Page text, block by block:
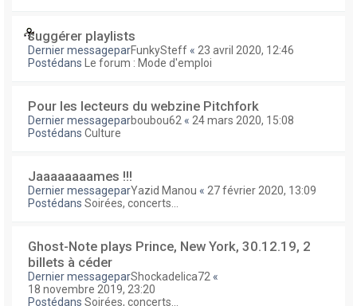
suggérer playlists
Dernier messageparFunkySteff « 23 avril 2020, 12:46
Postédans
Le forum : Mode d'emploi
Pour les lecteurs du webzine Pitchfork
Dernier messageparboubou62 « 24 mars 2020, 15:08
Postédans Culture
Jaaaaaaaames !!!
Dernier messageparYazid Manou « 27 février 2020, 13:09
Postédans Soirées, concerts...
Ghost-Note plays Prince, New York, 30.12.19, 2
billets à céder
Dernier messageparShockadelica72 «
18 novembre 2019, 23:20
Postédans Soirées, concerts...